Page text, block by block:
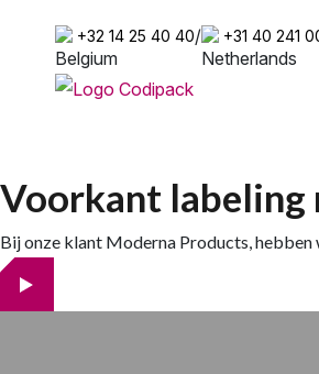
+32 14 25 40 40/ +31 40 241
Voorkant labeling
Bij onze klant Moderna Products,